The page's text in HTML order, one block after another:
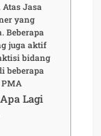
Jasa
yang
Beberapa
juga aktif
bidang
beberapa
Lagi